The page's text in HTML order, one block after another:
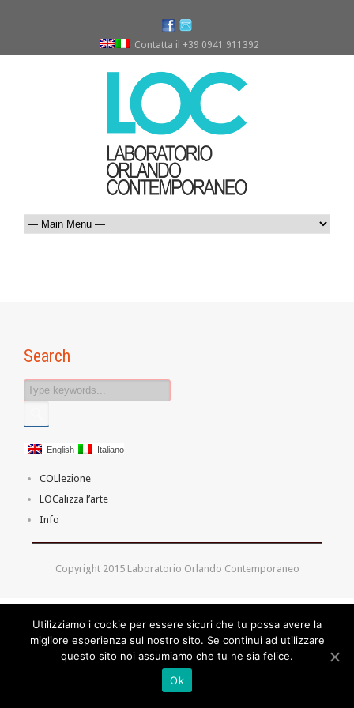
Contatta il +39 0941 911392
Search
English Italiano
COLlezione
LOCalizza l’arte
Info
Copyright 2015 Laboratorio Orlando Contemporaneo
Utilizziamo i cookie per essere sicuri che tu possa avere la
migliore esperienza sul nostro sito. Se continui ad utilizzare
questo sito noi assumiamo che tu ne sia felice.
Ok